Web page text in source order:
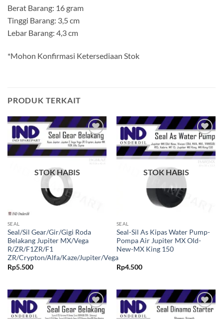
Berat Barang: 16 gram
Tinggi Barang: 3,5 cm
Lebar Barang: 4,3 cm
*Mohon Konfirmasi Ketersediaan Stok
PRODUK TERKAIT
Tambahkan
ke Wishlist
STOK HABIS
SEAL
Seal/Sil Gear/Gir/Gigi Roda
Belakang Jupiter MX/Vega
R/ZR/F1ZR/F1
ZR/Crypton/Alfa/Kaze/Jupiter/Vega
Rp5.500
Tambahkan
ke Wishlist
STOK HABIS
SEAL
Seal-Sil As Kipas Water Pump-
Pompa Air Jupiter MX Old-
New-MX King 150
Rp4.500
Tambahkan
Tambahkan